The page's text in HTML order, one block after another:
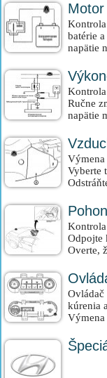
batérie
napätie
Ručne
napätie
Výmena
Vyberte
Odpojte
Overte,
Ovládač
kúrenia
Výmena